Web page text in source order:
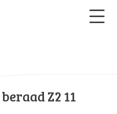
Z2 11